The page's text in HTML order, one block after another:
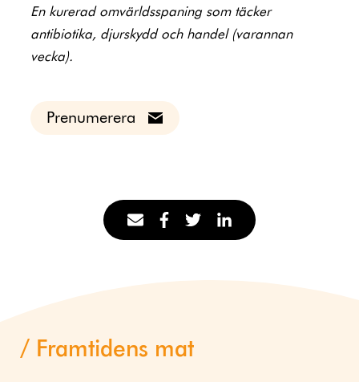
En kurerad omvärldsspaning som täcker
antibiotika, djurskydd och handel (varannan
vecka).
Prenumerera
Framtidens mat